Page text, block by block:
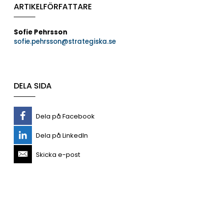
ARTIKELFÖRFATTARE
Sofie Pehrsson
sofie.pehrsson@strategiska.se
DELA SIDA
Dela på Facebook
Dela på LinkedIn
Skicka e-post